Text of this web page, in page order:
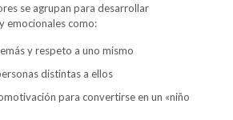
se agrupan para desarrollar
emocionales como:
y respeto a uno mismo
distintas a ellos
para convertirse en un «niño